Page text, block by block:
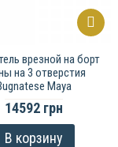
врезной на борт
на 3 отверстия
Maya
14592 грн
В корзину